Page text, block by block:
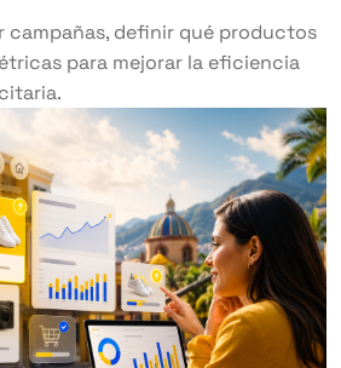
campañas, definir qué productos
para mejorar la eficiencia